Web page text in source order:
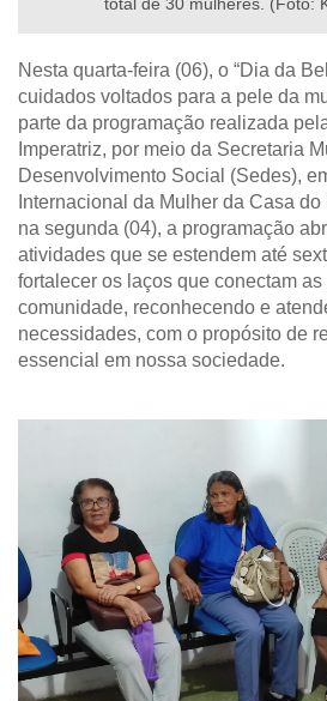
Nesta quarta-feira (06), o “Dia da
cuidados voltados para a pele da
parte da programação realizada
Imperatriz, por meio da Secretaria
Desenvolvimento Social (Sedes),
Internacional da Mulher da Casa
na segunda (04), a programação
atividades que se estendem até
fortalecer os laços que conectam
comunidade, reconhecendo e
necessidades, com o propósito de
essencial em nossa sociedade.